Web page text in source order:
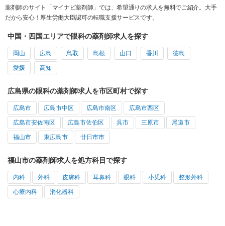
薬剤師のサイト「マイナビ薬剤師」では、希望通りの求人を無料でご紹介。大手
だから安心！厚生労働大臣認可の転職支援サービスです。
中国・四国エリアで眼科の薬剤師求人を探す
岡山 広島 鳥取 島根 山口 香川 徳島
愛媛 高知
広島県の眼科の薬剤師求人を市区町村で探す
広島市 広島市中区 広島市南区 広島市西区
広島市安佐南区 広島市佐伯区 呉市 三原市 尾道市
福山市 東広島市 廿日市市
福山市の薬剤師求人を処方科目で探す
内科 外科 皮膚科 耳鼻科 眼科 小児科 整形外科
心療内科 消化器科